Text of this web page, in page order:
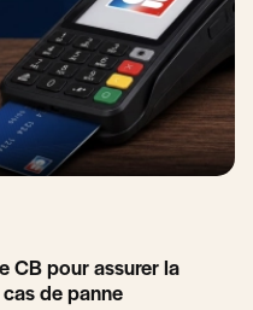
CB pour assurer la
de panne